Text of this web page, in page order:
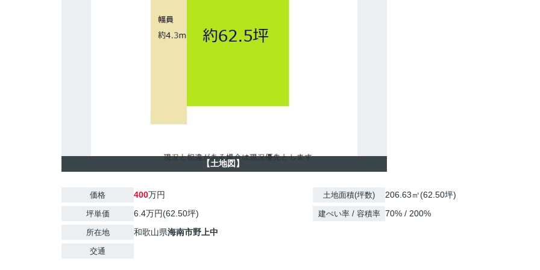
【土地図】
価格 400万円
坪単価 6.4万円(62.50坪)
所在地 和歌山県海南市野上中
交通
土地面積(坪数) 206.63㎡(62.50坪)
建ぺい率 / 容積率 70% / 200%